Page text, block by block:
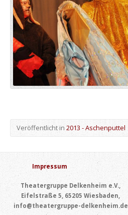
Veröffentlicht in2013 - Aschenputtel
Impressum
Theatergruppe Delkenheim e.V.,
Eifelstraße 5, 65205 Wiesbaden,
info@theatergruppe-delkenheim.de